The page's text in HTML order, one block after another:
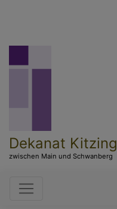
Dekanat
zwischen Main und Schwanberg